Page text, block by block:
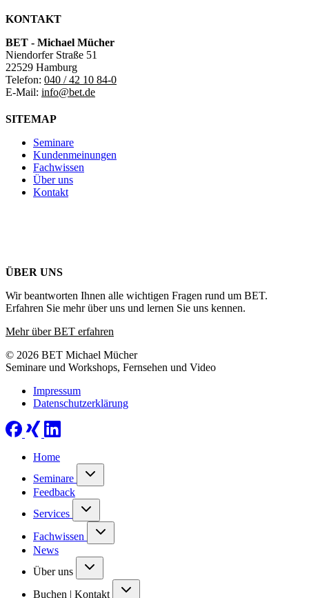
KONTAKT
BET - Michael Mücher
Niendorfer Straße 51
22529 Hamburg
Telefon: 040 / 42 10 84-0
E-Mail: info@bet.de
SITEMAP
Seminare
Kundenmeinungen
Fachwissen
Über uns
Kontakt
ÜBER UNS
Wir beantworten Ihnen alle wichtigen Fragen rund um BET.
Erfahren Sie mehr über uns und lernen Sie uns kennen.
Mehr über BET erfahren
© 2026 BET Michael Mücher
Seminare und Workshops, Fernsehen und Video
Impressum
Datenschutzerklärung
Home
Seminare
Feedback
Services
Fachwissen
News
Über uns
Buchen | Kontakt